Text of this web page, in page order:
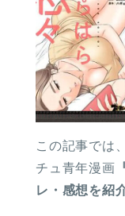
この記事では
チュ青年漫画
レ・感想を紹